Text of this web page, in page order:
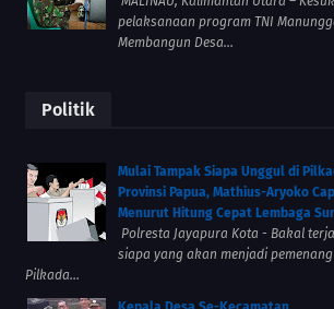
pelaksanaan program TNI
Membangun Desa...
Politik
Mulai Tampak Siapa Unggul di
Provinsi Papua, Mathius-Aryoko
Menurut Hitung Cepat Lembaga
Polresta Jayapura Kota - Bakal
siapa yang akan menjadi
Pilkada...